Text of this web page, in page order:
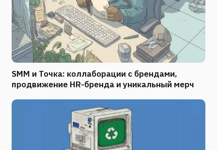
SMM и Точка: коллаборации с брендами,
продвижение HR-бренда и уникальный мерч